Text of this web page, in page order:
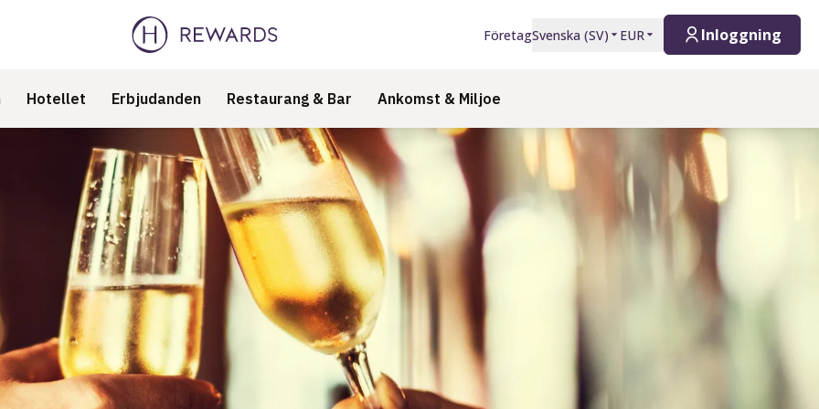
FöretagSvenska (SV) EUR Inloggning
Hotellet Erbjudanden Restaurang & Bar Ankomst & Miljoe